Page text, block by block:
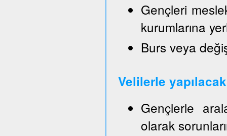
Gençleri
kurumlarına
Burs veya
Velilerle
Gençlerle
olarak